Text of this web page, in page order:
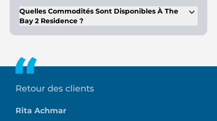
à 4 chambres.
Quelles Commodités Sont Disponibles À The
Bay 2 Residence ?
Retour des clients
Rita Achmar